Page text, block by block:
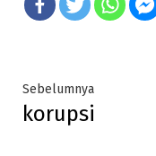
Post
navigation
SebelumnyaPrevious
korupsi